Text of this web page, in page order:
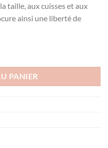
taille, aux cuisses et aux
ainsi une liberté de
PANIER